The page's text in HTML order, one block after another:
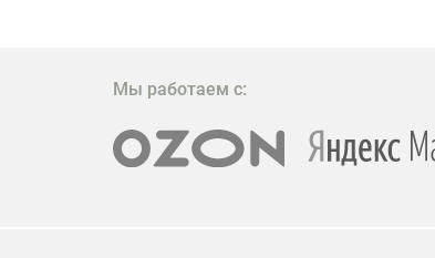
эффективных и бюджетных способов стать
проектора.
Мы работаем с: